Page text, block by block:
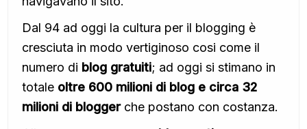
Dal 94 ad oggi la cultura per il blogging è
cresciuta in modo vertiginoso cosi come il
numero di blog gratuiti; ad oggi si stimano in
totale oltre 600 milioni di blog e circa 32
milioni di bloggerche postano con costanza.